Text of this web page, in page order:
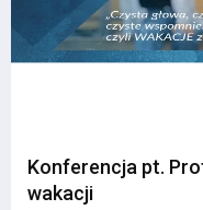
Konferencja pt.
wakacji